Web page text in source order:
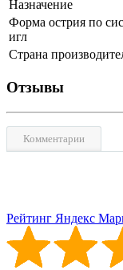
Назначение
Форма острия по
игл
Страна
Отзывы
Комментарии
Рейтинг Яндекс